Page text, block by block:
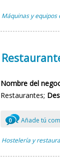
Máquinas y equipos
Nombre del
Restaurantes;
0 Añade tú
Hostelería y